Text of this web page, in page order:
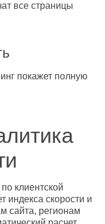
все страницы
покажет полную
клиентской
индекса скорости и
сайта, регионам